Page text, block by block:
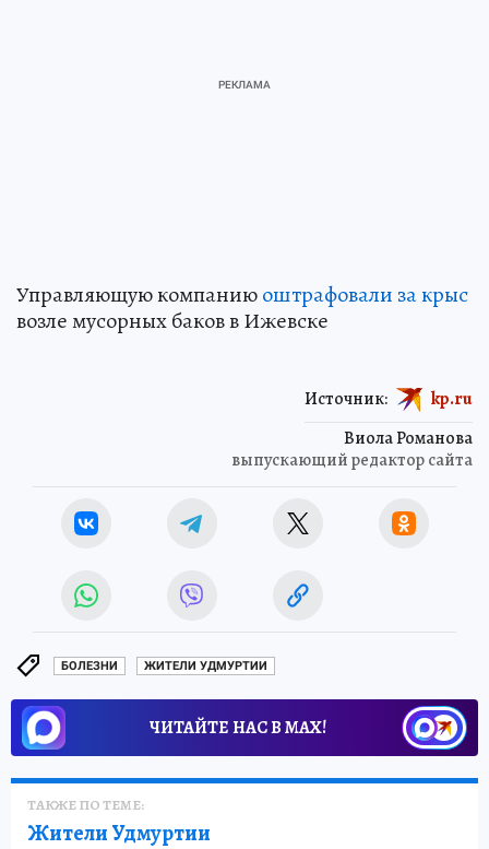
Управляющую компаниюоштрафовали за крыс
возле мусорных баков в Ижевске
Виола Романова
выпускающий редактор сайта
Источник: kp.ru
БОЛЕЗНИ ЖИТЕЛИ УДМУРТИИ
ЧИТАЙТЕ НАС В МАХ!
ТАКЖЕ ПО ТЕМЕ:
Жители Удмуртии